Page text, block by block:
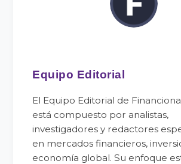
Equipo Editorial
El Equipo Editorial de
está compuesto por analistas,
investigadores y redactores
en mercados financieros,
economía global. Su enfoque